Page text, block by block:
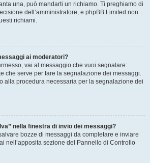
una, può mandarti un richiamo. Ti preghiamo di
dell’amministratore, e phpBB Limited non
richiami.
ai moderatori?
vai al messaggio che vuoi segnalare:
che serve per fare la segnalazione dei messaggi.
alla procedura necessaria per la segnalazione dei
nella finestra di invio dei messaggi?
bozze di messaggi da completare e inviare
nell’apposita sezione del Pannello di Controllo